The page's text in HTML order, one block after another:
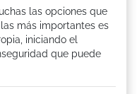
las opciones que
más importantes es
iniciando el
que puede